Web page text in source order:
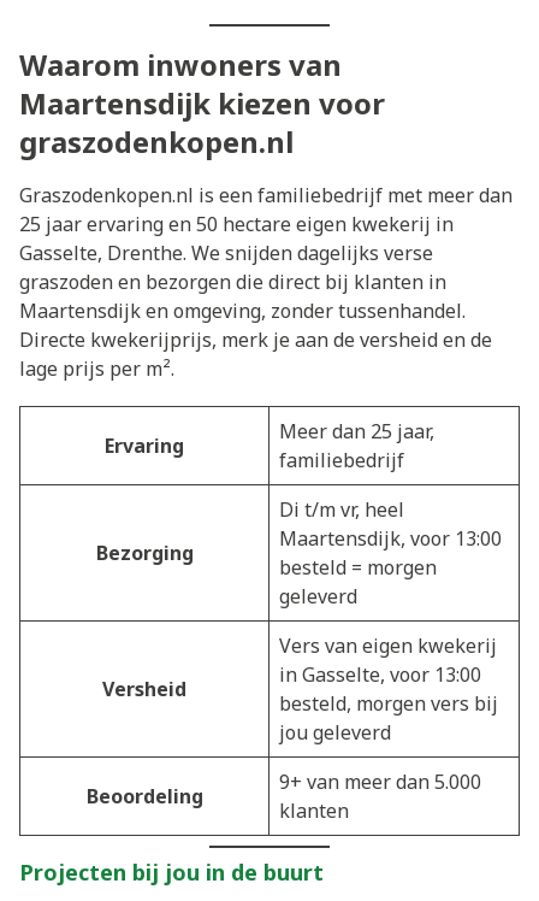
Waarom inwoners van
Maartensdijk kiezen voor
graszodenkopen.nl
Graszodenkopen.nl is een familiebedrijf met meer dan
25 jaar ervaring en 50 hectare eigen kwekerij in
Gasselte, Drenthe. We snijden dagelijks verse
graszoden en bezorgen die direct bij klanten in
Maartensdijk en omgeving, zonder tussenhandel.
Directe kwekerijprijs, merk je aan de versheid en de
lage prijs per m².
Ervaring
Meer dan 25 jaar,
familiebedrijf
Bezorging
Di t/m vr, heel
Maartensdijk, voor 13:00
besteld = morgen
geleverd
Versheid
Vers van eigen kwekerij
in Gasselte, voor 13:00
besteld, morgen vers bij
jou geleverd
Beoordeling
9+ van meer dan 5.000
klanten
Projecten bij jou in de buurt